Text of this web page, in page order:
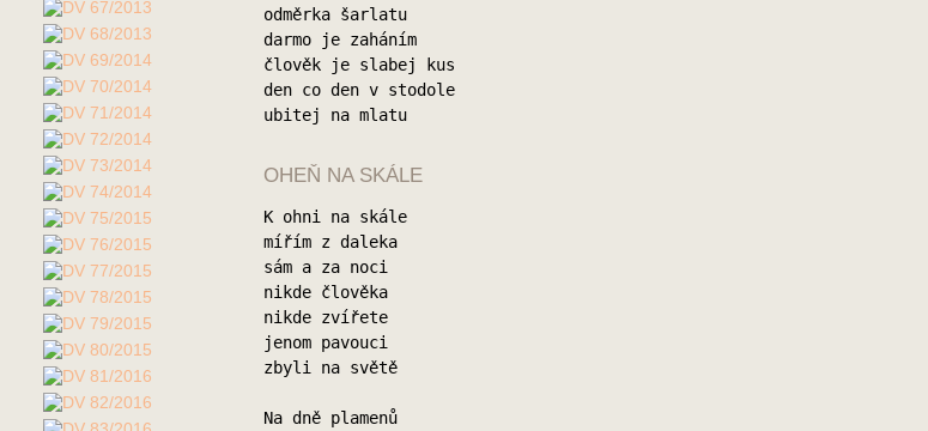
odměrka šarlatu
darmo je zaháním
člověk je slabej kus
den co den v stodole
ubitej na mlatu
OHEŇ NA SKÁLE
K ohni na skále
mířím z daleka
sám a za noci
nikde člověka
nikde zvířete
jenom pavouci
zbyli na světě
Na dně plamenů